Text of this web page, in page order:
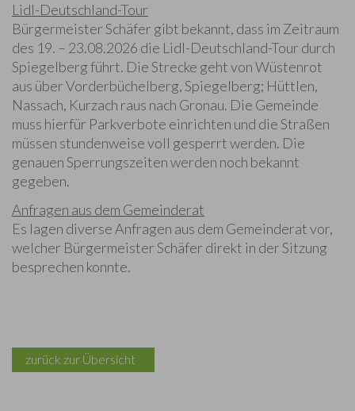
Lidl-Deutschland-Tour
Bürgermeister Schäfer gibt bekannt, dass im Zeitraum
des 19. – 23.08.2026 die Lidl-Deutschland-Tour durch
Spiegelberg führt. Die Strecke geht von Wüstenrot
aus über Vorderbüchelberg, Spiegelberg; Hüttlen,
Nassach, Kurzach raus nach Gronau. Die Gemeinde
muss hierfür Parkverbote einrichten und die Straßen
müssen stundenweise voll gesperrt werden. Die
genauen Sperrungszeiten werden noch bekannt
gegeben.
Anfragen aus dem Gemeinderat
Es lagen diverse Anfragen aus dem Gemeinderat vor,
welcher Bürgermeister Schäfer direkt in der Sitzung
besprechen konnte.
zurück zur Übersicht